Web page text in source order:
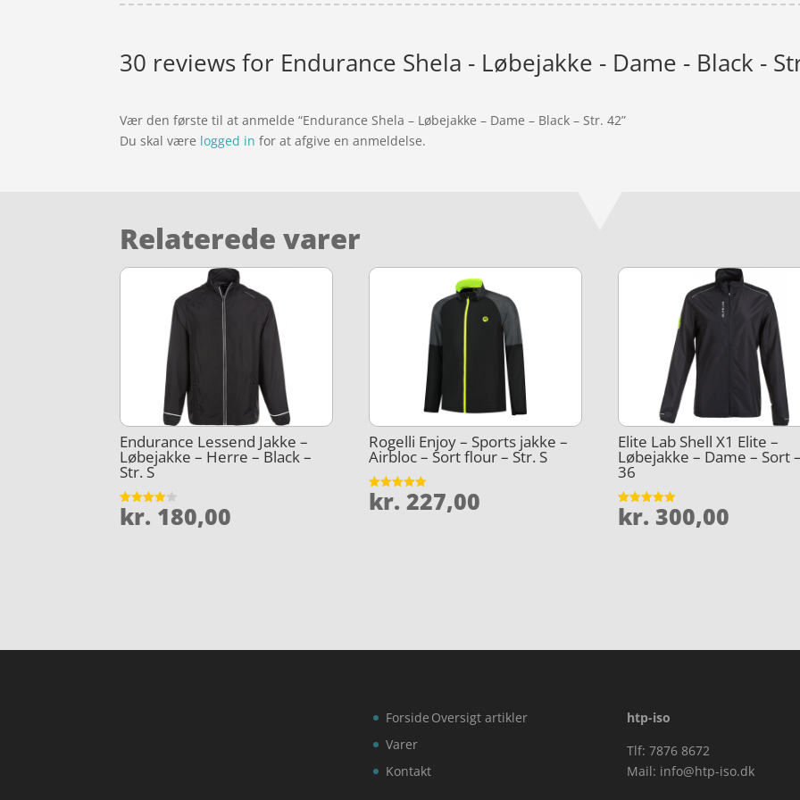
30 reviews for Endurance Shela - Løbejakke - Dame - Black -
Vær den første til at anmelde “Endurance Shela – Løbejakke – Dame – Black – Str. 42”
Du skal være logged in for at afgive en anmeldelse.
Relaterede varer
Endurance Lessend Jakke –
Løbejakke – Herre – Black –
Str. S
Vurderet
3.9
kr. 180,00
Rogelli Enjoy – Sports jakke –
Airbloc – Sort flour – Str. S
Vurderet
5
kr. 227,00
Elite Lab Shell X1 Elite –
Løbejakke – Dame – Sort
36
Vurderet
4.9
kr. 300,00
Forside
Varer
Kontakt
Oversigt artikler
htp-iso
Tlf: 7876 8672
Mail: info@htp-iso.dk